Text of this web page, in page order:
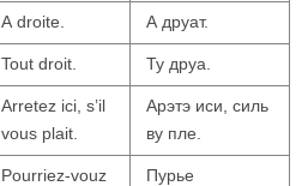
A droite. А друат.
Tout droit. Ту друа.
Arretez ici, s’il
vous plait.
Арэтэ иси, силь
ву пле.
Pourriez-vouz
Пурье